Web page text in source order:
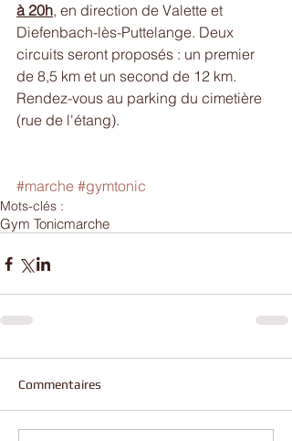
à 20h, en direction de Valette et
Diefenbach-lès-Puttelange. Deux
circuits seront proposés : un premier
de 8,5 km et un second de 12 km.
Rendez-vous au parking du cimetière
(rue de l'étang).
#marche #gymtonic
Mots-clés :
Gym Tonicmarche
Commentaires